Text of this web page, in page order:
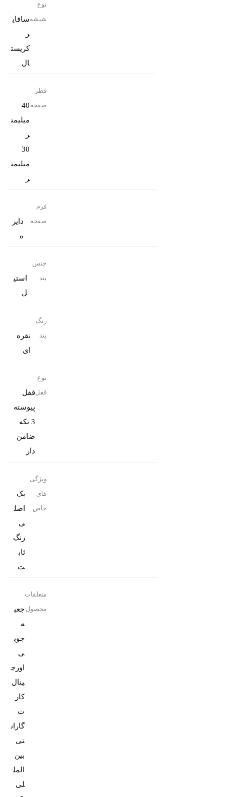
نوع
شیشهسافای
ر
کریست
ال
قطر
صفحه 40
میلیمت
30
میلیمت
ر
فرم
صفحه
دایر
ه
جنس
بند
استی
ل
رنگ
بند
نقره
ای
نوع
قفلقفل
پیوسته
3 تکه
ضامن
دار
ویژگی
های
خاص
پک
اصل
رنگ
ثاب
ت
متعلقات
محصول جعب
ه
چوب
ی
اورج
کار
ت
گاران
تی
بین
المل